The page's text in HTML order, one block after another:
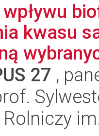
kwasu
27 ,